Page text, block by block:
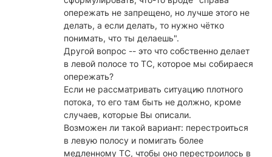
опережать не запрещено, но лучше этого не
делать, а если делать, то нужно чётко
понимать, что ты делаешь".
Другой вопрос -- это что собственно делает
в левой полосе то ТС, которое мы собираеся
опережать?
Если не рассматривать ситуацию плотного
потока, то его там быть не должно, кроме
случаев, которые Вы описали.
Возможен ли такой вариант: перестроиться
в левую полосу и помигать более
медленному ТС, чтобы оно перестроилось в